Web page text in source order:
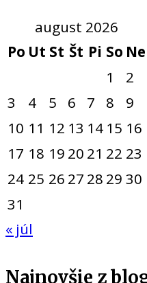
august 2026
Po Ut St Št Pi So Ne
1
2
3
4 5 6 7 8
9
10 11 12 13 14 15 16
17 18 19 20 21 22 23
24 25 26 27 28 29 30
31
« júl
Najnovšie z